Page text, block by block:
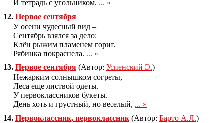
И тетрадь с угольником. ... »
12. Первое сентября
У осени чудесный вид –
Сентябрь взялся за дело:
Клён рыжим пламенем горит.
Рябинка покраснела. ... »
13. Первое сентября (Автор: Успенский Э.)
Нежарким солнышком согреты,
Леса еще листвой одеты.
У первоклассников букеты.
День хоть и грустный, но веселый, ... »
14. Первоклассник, первоклассник (Автор: Барто А.Л.)